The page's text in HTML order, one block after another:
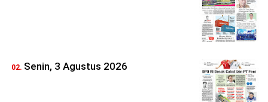
Senin, 3 Agustus 2026